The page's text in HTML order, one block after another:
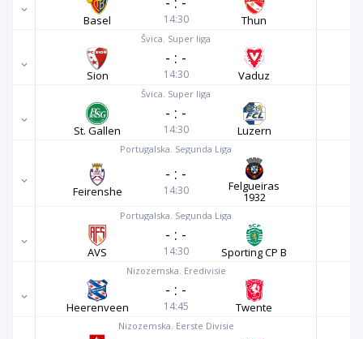
Basel 14:30 Thun
Švica. Super liga
Sion
- : -
14:30 Vaduz
Švica. Super liga
St. Gallen
- : -
14:30 Luzern
Portugalska. Segunda Liga
Feirenshe
- : -
14:30 Felgueiras
1932
Portugalska. Segunda Liga
AVS
- : -
14:30 Sporting CP B
Nizozemska. Eredivisie
Heerenveen
- : -
14:45 Twente
Nizozemska. Eerste Divisie